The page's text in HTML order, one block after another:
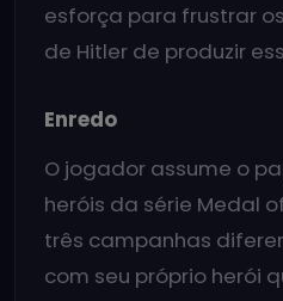
esforça para frustrar
de Hitler de produzir
Enredo
O jogador assume o
heróis da série Medal
três campanhas
com seu próprio herói